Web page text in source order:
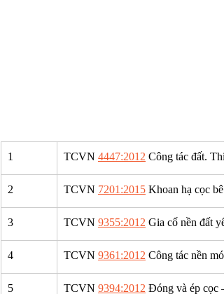
​1 ​TCVN 4447:2012 Công tác đất.
2 TCVN 7201:2015 Khoan hạ cọc
3 TCVN 9355:2012 Gia cố nền đất
4 TCVN 9361:2012 Công tác nền
5 TCVN 9394:2012 Đóng và ép cọc